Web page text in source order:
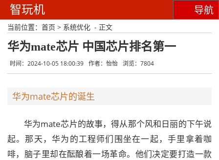
智玩机 导航
当前位置： 首页 > 系统优化 - 正文
华为mate芯片 中国芯片排名第一
时间：2024-10-05 18:00:39 作者：怡怡 浏览：7804
华为mate芯片的诞生
华为mate芯片的故事，得从那个风和日丽的下午说
起。那天，华为的工程师们围坐在一起，手里拿着咖
啡，脑子里却在酝酿着一场革命。他们决定要打造一款